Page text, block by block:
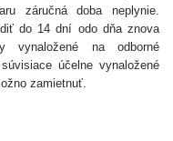
záručná doba neplynie.
do 14 dní odo dňa znova
vynaložené na odborné
účelne vynaložené
zamietnuť.